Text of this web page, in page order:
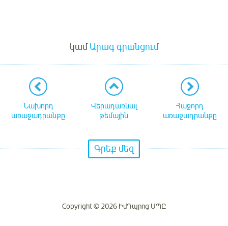
կամԱրագ գրանցում
Նախորդ
առաջադրանքը
Վերադառնալ
թեմային
Հաջորդ
առաջադրանքը
Գրեք մեզ
Copyright © 2026 ԻմԴպրոց ՍՊԸ